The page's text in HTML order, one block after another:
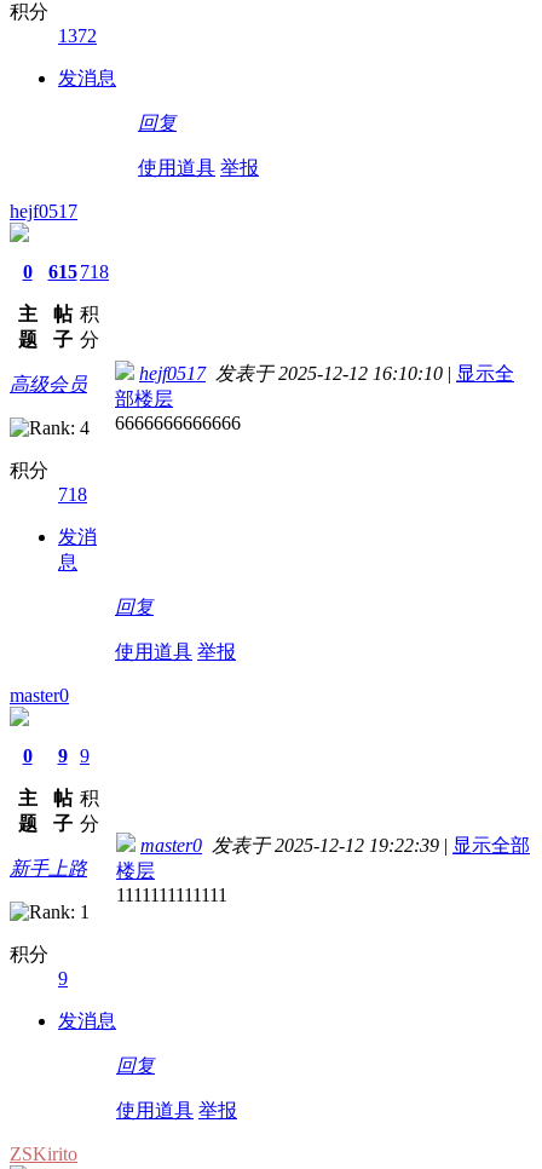
积分
1372
发消息
回复
使用道具 举报
hejf0517
0
主
题
615
帖
子
718
积
分
高级会员
积分
718
发消
息
hejf0517发表于 2025-12-12 16:10:10 | 显示全
部楼层
6666666666666
回复
使用道具 举报
master0
0
主
题
9
帖
子
9
积
分
新手上路
积分
9
发消息
master0 发表于 2025-12-12 19:22:39 | 显示全部
楼层
1111111111111
回复
使用道具 举报
ZSKirito